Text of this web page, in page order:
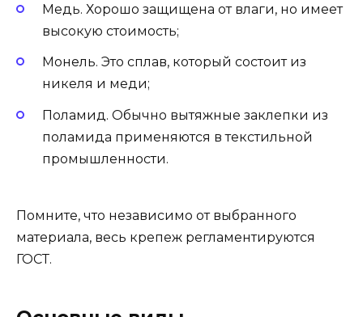
Медь. Хорошо защищена от влаги, но имеет
высокую стоимость;
Монель. Это сплав, который состоит из
никеля и меди;
Поламид. Обычно вытяжные заклепки из
поламида применяются в текстильной
промышленности.
Помните, что независимо от выбранного
материала, весь крепеж регламентируются
ГОСТ.